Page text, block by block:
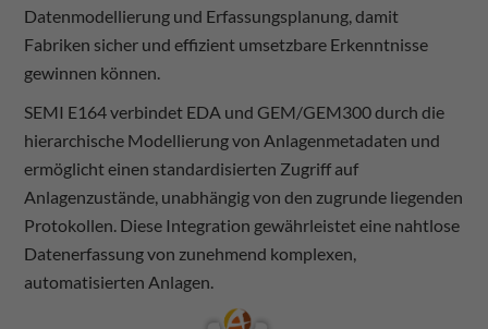
Datenmodellierung und Erfassungsplanung, damit
Fabriken sicher und effizient umsetzbare Erkenntnisse
gewinnen können.
SEMI E164 verbindet EDA und GEM/GEM300 durch die
hierarchische Modellierung von Anlagenmetadaten und
ermöglicht einen standardisierten Zugriff auf
Anlagenzustände, unabhängig von den zugrunde liegenden
Protokollen. Diese Integration gewährleistet eine nahtlose
Datenerfassung von zunehmend komplexen,
automatisierten Anlagen.